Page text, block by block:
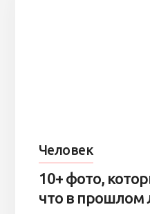
Человек
10+ фото,
что в прошлом